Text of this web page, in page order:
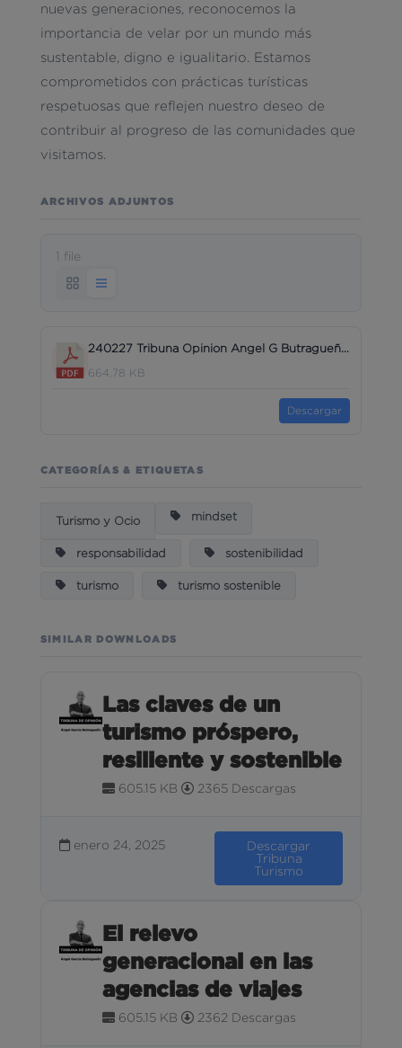
nuevas generaciones, reconocemos la
importancia de velar por un mundo más
sustentable, digno e igualitario. Estamos
comprometidos con prácticas turísticas
respetuosas que reflejen nuestro deseo de
contribuir al progreso de las comunidades que
visitamos.
ARCHIVOS ADJUNTOS
1 file
240227 Tribuna Opinion Angel G Butragueño_BRAINTRUST_ Es la era y es la hora de los viajes sostenibles-Rev01.pdf
664.78 KB
Descargar
CATEGORÍAS & ETIQUETAS
Turismo y Ocio mindset
responsabilidad sostenibilidad
turismo turismo sostenible
SIMILAR DOWNLOADS
Las claves de un
turismo próspero,
resiliente y sostenible
605.15 KB 2365 Descargas
enero 24, 2025
Descargar
Tribuna
Turismo
El relevo
generacional en las
agencias de viajes
605.15 KB 2362 Descargas